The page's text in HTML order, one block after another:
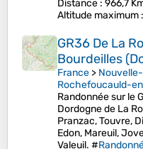
Distance : 966,7
Altitude maximum
GR36 De La
Bourdeilles
France >
Rochefoucauld-
Randonnée sur le
Dordogne de La
Pranzac, Touvre,
Edon, Mareuil,
Valeuil. #